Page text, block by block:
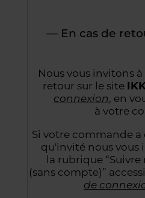
— En cas de
Nous vous invitons
retour sur le site
connexion, en
à votre
Si votre commande a
qu'invité nous vous
la rubrique “Suivre
(sans compte)”
de